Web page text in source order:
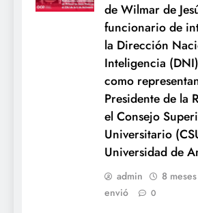
de Wilmar de
funcionario de
la Dirección
Inteligencia
como
Presidente de la
el Consejo
Universitario
Universidad de
admin
8
envió
0